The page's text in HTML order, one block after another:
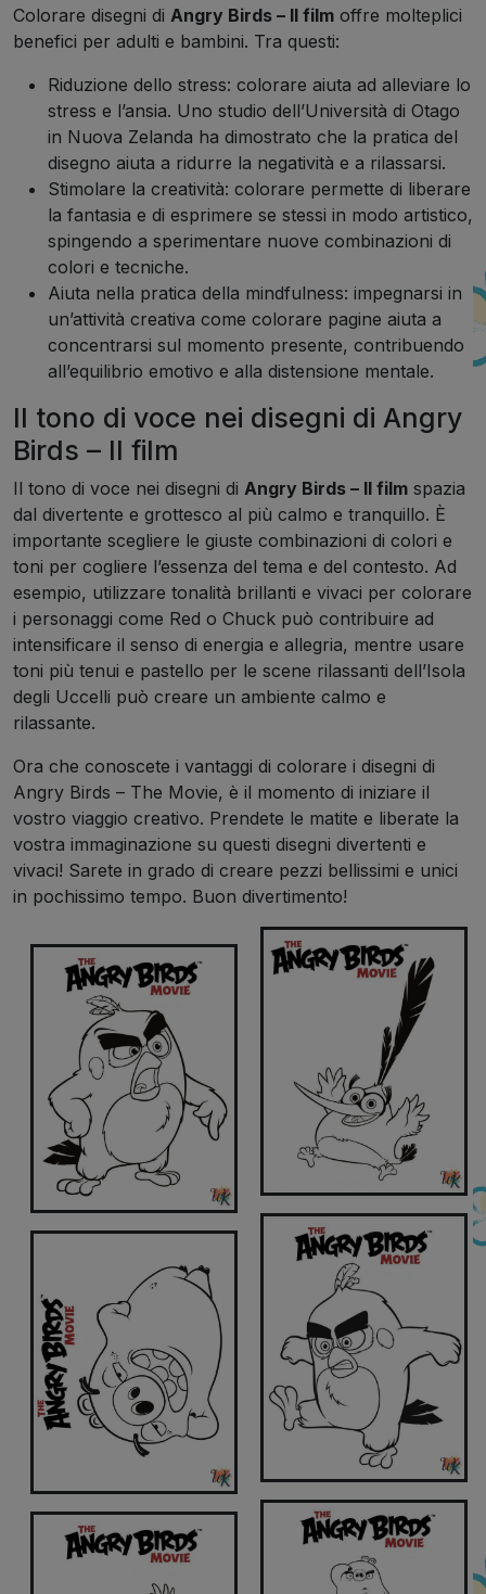
Colorare disegni di Angry Birds – Il film offre molteplici
benefici per adulti e bambini. Tra questi:
Riduzione dello stress: colorare aiuta ad alleviare lo
stress e l’ansia. Uno studio dell’Università di Otago
in Nuova Zelanda ha dimostrato che la pratica del
disegno aiuta a ridurre la negatività e a rilassarsi.
Stimolare la creatività: colorare permette di liberare
la fantasia e di esprimere se stessi in modo artistico,
spingendo a sperimentare nuove combinazioni di
colori e tecniche.
Aiuta nella pratica della mindfulness: impegnarsi in
un’attività creativa come colorare pagine aiuta a
concentrarsi sul momento presente, contribuendo
all’equilibrio emotivo e alla distensione mentale.
Il tono di voce nei disegni di Angry
Birds – Il film
Il tono di voce nei disegni di Angry Birds – Il film spazia
dal divertente e grottesco al più calmo e tranquillo. È
importante scegliere le giuste combinazioni di colori e
toni per cogliere l’essenza del tema e del contesto. Ad
esempio, utilizzare tonalità brillanti e vivaci per colorare
i personaggi come Red o Chuck può contribuire ad
intensificare il senso di energia e allegria, mentre usare
toni più tenui e pastello per le scene rilassanti dell’Isola
degli Uccelli può creare un ambiente calmo e
rilassante.
Ora che conoscete i vantaggi di colorare i disegni di
Angry Birds – The Movie, è il momento di iniziare il
vostro viaggio creativo. Prendete le matite e liberate la
vostra immaginazione su questi disegni divertenti e
vivaci! Sarete in grado di creare pezzi bellissimi e unici
in pochissimo tempo. Buon divertimento!